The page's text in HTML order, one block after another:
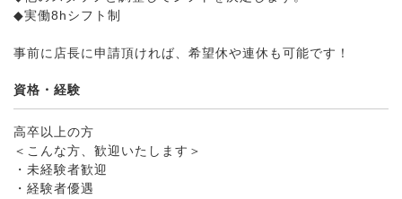
◆実働8hシフト制
事前に店長に申請頂ければ、希望休や連休も可能です！
資格・経験
高卒以上の方
＜こんな方、歓迎いたします＞
・未経験者歓迎
・経験者優遇